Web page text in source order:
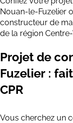
Nouan-le-Fuzelier
constructeur de
de la région
Projet de
Fuzelier :
CPR
Vous cherchez un